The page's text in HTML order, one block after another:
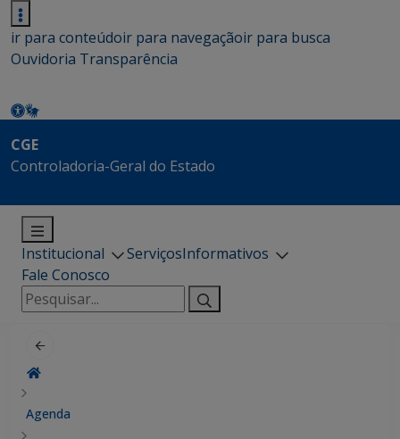
ir para conteúdoir para navegaçãoir para busca
Ouvidoria Transparência
CGE
Controladoria-Geral do Estado
Institucional ServiçosInformativos
Fale Conosco
Pesquisar
por:
Agenda